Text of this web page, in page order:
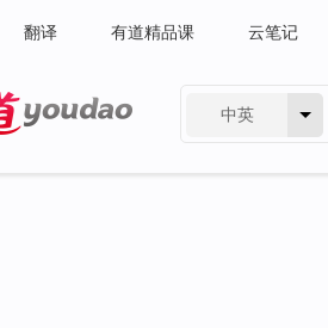
翻译 有道精品课 云笔记
中英